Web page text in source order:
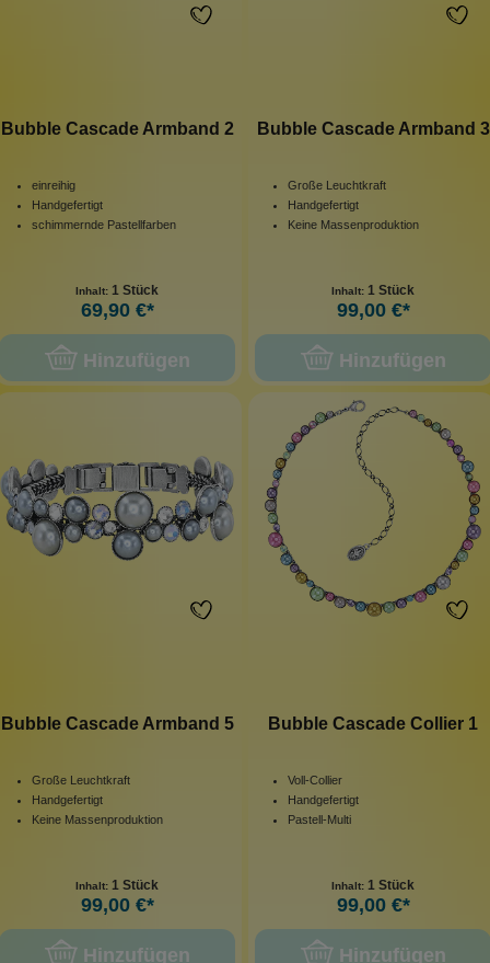
Bubble Cascade Armband 2
einreihig
Handgefertigt
schimmernde Pastellfarben
Inhalt: 1 Stück
69,90 €*
Hinzufügen
Bubble Cascade Armband 3
Große Leuchtkraft
Handgefertigt
Keine Massenproduktion
Inhalt: 1 Stück
99,00 €*
Hinzufügen
Bubble Cascade Armband 5
Große Leuchtkraft
Handgefertigt
Keine Massenproduktion
Inhalt: 1 Stück
99,00 €*
Hinzufügen
Bubble Cascade Collier 1
Voll-Collier
Handgefertigt
Pastell-Multi
Inhalt: 1 Stück
99,00 €*
Hinzufügen